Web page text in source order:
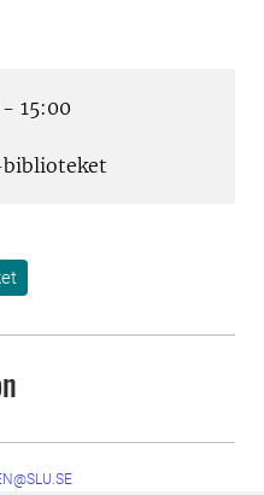
15:00
biblioteket